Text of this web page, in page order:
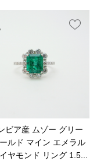
ビア産 ムゾー グリー
ルド マイン エメラル
イヤモンド リング 1.5...